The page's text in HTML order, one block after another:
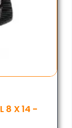
8 X 14 -